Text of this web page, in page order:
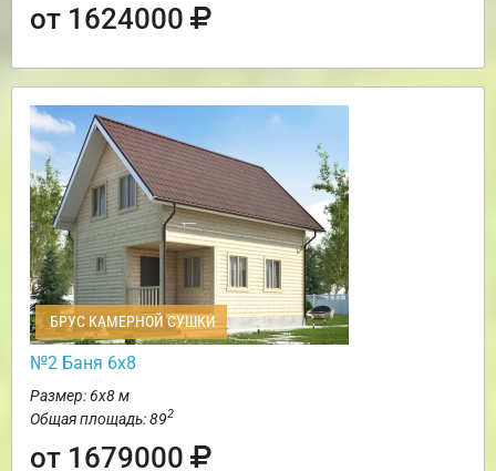
от 1624000
БРУС КАМЕРНОЙ СУШКИ
№2 Баня 6х8
Размер: 6х8 м
Общая площадь: 892
от 1679000